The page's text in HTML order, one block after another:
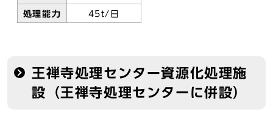
処理能力 45t/日
王禅寺処理センター資源化処理施
設（王禅寺処理センターに併設）